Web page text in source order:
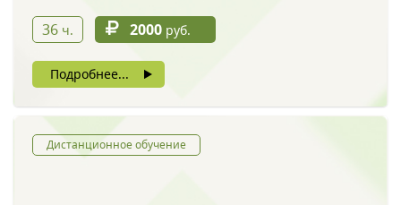
36 ч. 2000 руб.
Подробнее...
Дистанционное обучение